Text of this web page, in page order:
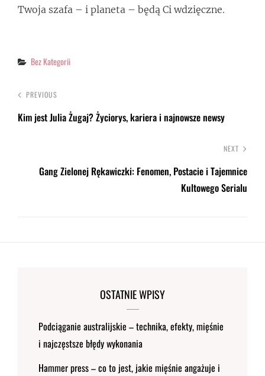
Twoja szafa – i planeta – będą Ci wdzięczne.
Categories
Bez Kategorii
PREVIOUS
Kim jest Julia Żugaj? Życiorys, kariera i najnowsze newsy
NEXT
Gang Zielonej Rękawiczki: Fenomen, Postacie i Tajemnice
Kultowego Serialu
OSTATNIE WPISY
Podciąganie australijskie – technika, efekty, mięśnie
i najczęstsze błędy wykonania
Hammer press – co to jest, jakie mięśnie angażuje i